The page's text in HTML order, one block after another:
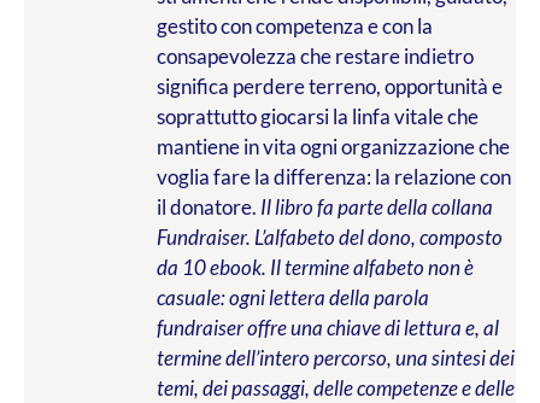
gestito con competenza e con la
consapevolezza che restare indietro
significa perdere terreno, opportunità e
soprattutto giocarsi la linfa vitale che
mantiene in vita ogni organizzazione che
voglia fare la differenza: la relazione con
il donatore. Il libro fa parte della collana
Fundraiser. L’alfabeto del dono, composto
da 10 ebook. Il termine alfabeto non è
casuale: ogni lettera della parola
fundraiser offre una chiave di lettura e, al
termine dell’intero percorso, una sintesi dei
temi, dei passaggi, delle competenze e delle